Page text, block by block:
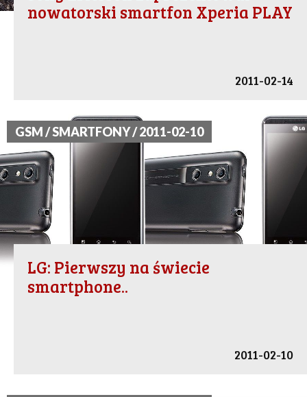
nowatorski smartfon Xperia PLAY
2011-02-14
GSM / SMARTFONY / 2011-02-10
LG: Pierwszy na świecie
smartphone..
2011-02-10